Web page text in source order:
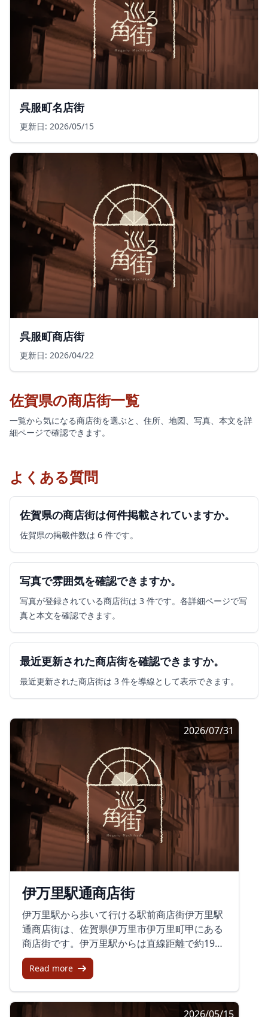
呉服町名店街
更新日: 2026/05/15
呉服町商店街
更新日: 2026/04/22
佐賀県の商店街一覧
一覧から気になる商店街を選ぶと、住所、地図、写真、本文を詳
細ページで確認できます。
よくある質問
佐賀県の商店街は何件掲載されていますか。
佐賀県の掲載件数は 6 件です。
写真で雰囲気を確認できますか。
写真が登録されている商店街は 3 件です。各詳細ページで写
真と本文を確認できます。
最近更新された商店街を確認できますか。
最近更新された商店街は 3 件を導線として表示できます。
2026/07/31
伊万里駅通商店街
伊万里駅から歩いて行ける駅前商店街伊万里駅
通商店街は、佐賀県伊万里市伊万里町甲にある
商店街です。伊万里駅からは直線距離で約192
メートルとされ、駅から徒歩で向かえる近さに
あります。伊万里駅通商店街振興組合が運営し
てきた場所です。駅を出て少し歩いた先にある
Read more
2026/05/15